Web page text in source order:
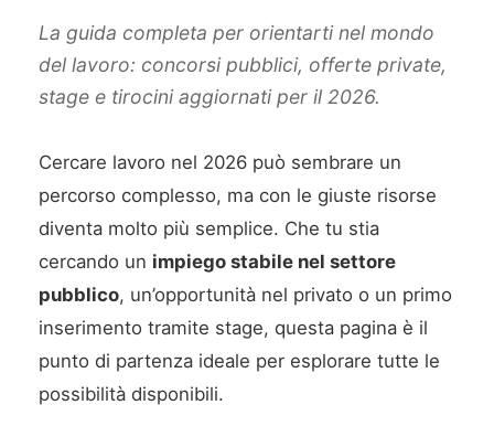
La guida completa per orientarti nel mondo
del lavoro: concorsi pubblici, offerte private,
stage e tirocini aggiornati per il 2026.
Cercare lavoro nel 2026 può sembrare un
percorso complesso, ma con le giuste risorse
diventa molto più semplice. Che tu stia
cercando un impiego stabile nel settore
pubblico, un’opportunità nel privato o un primo
inserimento tramite stage, questa pagina è il
punto di partenza ideale per esplorare tutte le
possibilità disponibili.